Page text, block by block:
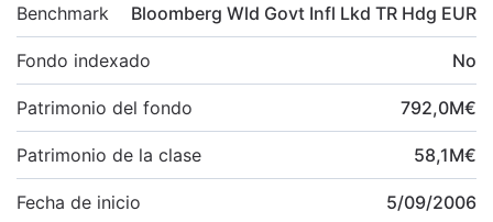
Benchmark Bloomberg Wld Govt Infl Lkd TR Hdg EUR
Fondo indexado No
Patrimonio del fondo 792,0M€
Patrimonio de la clase 58,1M€
Fecha de inicio 5/09/2006